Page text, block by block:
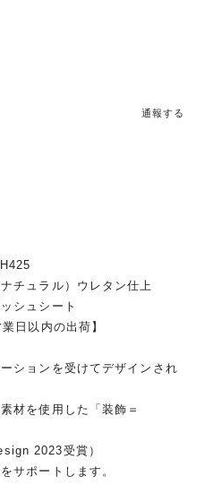
通報する
チュラル）ウレタン仕上
ュシート
日以内の出荷】
ションを受けてデザインされ
材を使用した「装飾＝
2023受賞）
サポートします。